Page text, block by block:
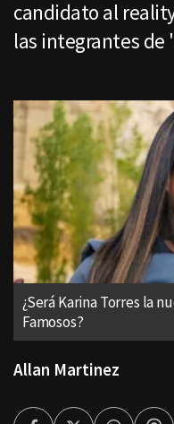
candidato al
las integrantes de
¿Será Karina Torres la
Famosos?
Allan Martinez